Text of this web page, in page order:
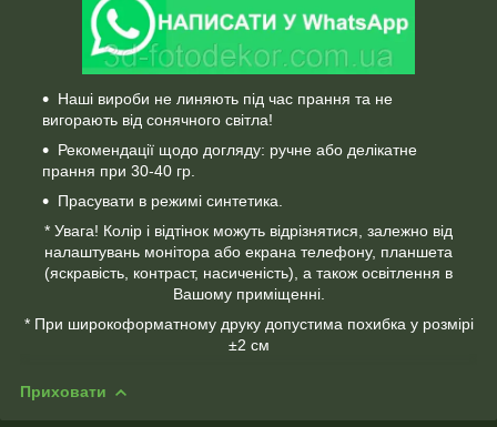
Наші вироби не линяють під час прання та не
вигорають від сонячного світла!
Рекомендації щодо догляду: ручне або делікатне
прання при 30-40 гр.
Прасувати в режимі синтетика.
* Увага! Колір і відтінок можуть відрізнятися, залежно від
налаштувань монітора або екрана телефону, планшета
(яскравість, контраст, насиченість), а також освітлення в
Вашому приміщенні.
* При широкоформатному друку допустима похибка у розмірі
±2 см
Приховати